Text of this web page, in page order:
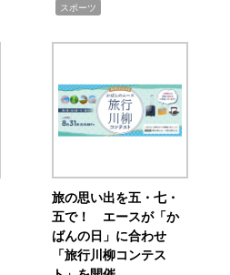
スポーツ
旅の思い出を五・七・
五で！ エースが「か
ばんの日」に合わせ
「旅行川柳コンテス